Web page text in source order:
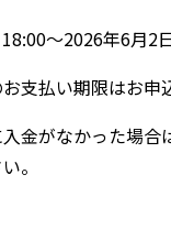
～2026年6月2
支払い期限はお申
金がなかった場合
。